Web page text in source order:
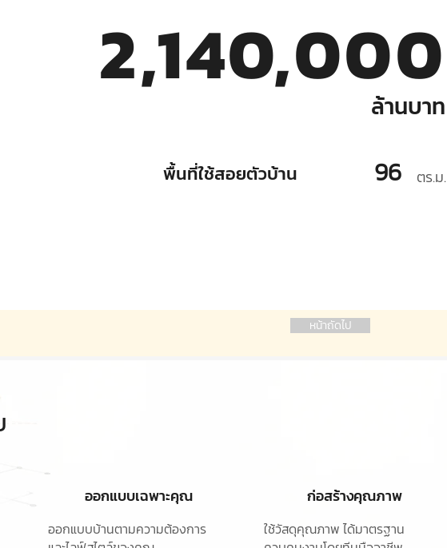
2,140,000
ล้านบาท
พื้นที่ใช้สอยตัวบ้าน 96 ตร.ม.
หน้าถัดไป
ออกแบบเฉพาะคุณ
ออกแบบบ้านตามความต้องการ
ก่อสร้างคุณภาพ
ใช้วัสดุคุณภาพ ได้มาตรฐาน